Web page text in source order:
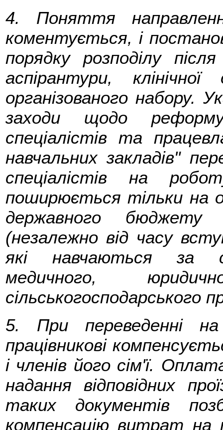
4. Поняття
коментується, і
порядку розподілу
аспірантури,
організованого набору.
заходи щодо
спеціалістів та
навчальних закладів"
спеціалістів на
поширюється тільки на
державного бюджету
(незалежно від часу
які навчаються за
медичного,
сільськогосподарського
5. При переведенні
працівникові
і членів його сім'ї.
надання відповідних
таких документів
компенсацію витрат на